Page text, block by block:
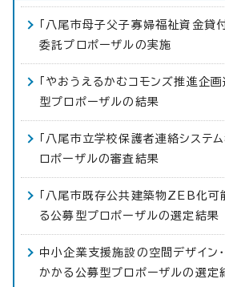
「八尾市母子父子寡婦福祉資金貸
委託プロポーザルの実施
「やおうえるかむコモンズ推進企
型プロポーザルの結果
「八尾市立学校保護者連絡システ
ロポーザルの審査結果
「八尾市既存公共建築物ZEB化可
る公募型プロポーザルの選定結果
中小企業支援施設の空間デザイン
かかる公募型プロポーザルの選定